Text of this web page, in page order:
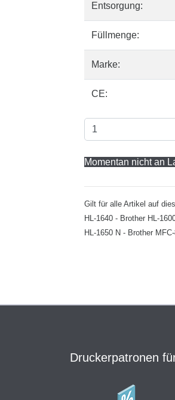
Entsorgung:
Füllmenge:
Marke:
CE:
Momentan nicht an
Gilt für alle Artikel auf
HL-1640 - Brother HL-
HL-1650 N - Brother
Druckerpatronen